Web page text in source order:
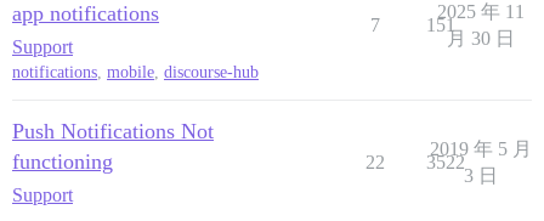
app notifications
Support
notifications, mobile, discourse-hub
7 151
2025 年 11
月 30 日
Push Notifications Not
functioning
Support
22 3522
2019 年 5 月
3 日